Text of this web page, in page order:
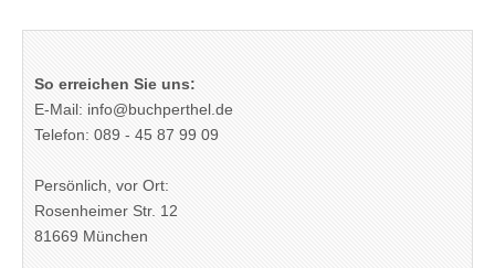
So erreichen Sie uns:
E-Mail: info@buchperthel.de
Telefon: 089 - 45 87 99 09
Persönlich, vor Ort:
Rosenheimer Str. 12
81669 München